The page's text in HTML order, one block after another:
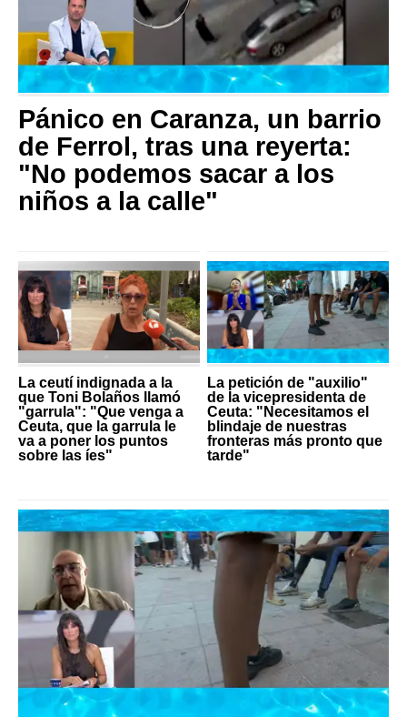
Pánico en Caranza, un barrio
de Ferrol, tras una reyerta:
"No podemos sacar a los
niños a la calle"
La ceutí indignada a la
que Toni Bolaños llamó
"garrula": "Que venga a
Ceuta, que la garrula le
va a poner los puntos
sobre las íes"
La petición de "auxilio"
de la vicepresidenta de
Ceuta: "Necesitamos el
blindaje de nuestras
fronteras más pronto que
tarde"